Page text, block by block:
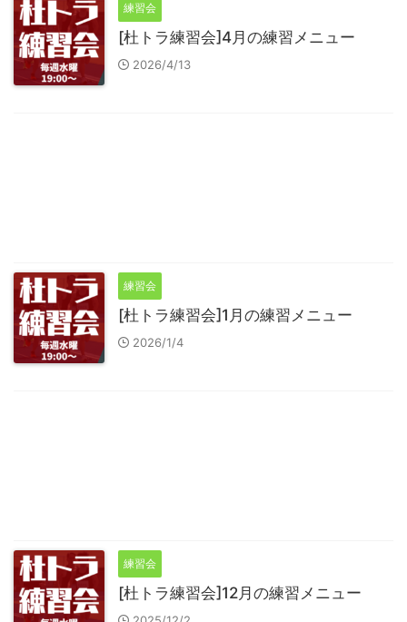
練習会
[杜トラ練習会]4月の練習メニュー
2026/4/13
練習会
[杜トラ練習会]1月の練習メニュー
2026/1/4
練習会
[杜トラ練習会]12月の練習メニュー